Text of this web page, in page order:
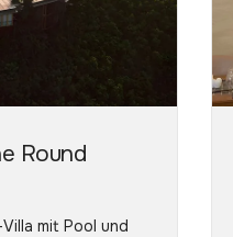
Round
mit Pool und